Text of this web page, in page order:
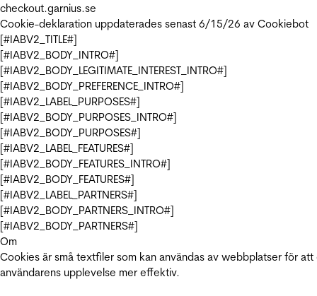
checkout.garnius.se
Cookie-deklaration uppdaterades senast 6/15/26 av Cookiebot
[#IABV2_TITLE#]
[#IABV2_BODY_INTRO#]
[#IABV2_BODY_LEGITIMATE_INTEREST_INTRO#]
[#IABV2_BODY_PREFERENCE_INTRO#]
[#IABV2_LABEL_PURPOSES#]
[#IABV2_BODY_PURPOSES_INTRO#]
[#IABV2_BODY_PURPOSES#]
[#IABV2_LABEL_FEATURES#]
[#IABV2_BODY_FEATURES_INTRO#]
[#IABV2_BODY_FEATURES#]
[#IABV2_LABEL_PARTNERS#]
[#IABV2_BODY_PARTNERS_INTRO#]
[#IABV2_BODY_PARTNERS#]
Om
Cookies är små textfiler som kan användas av webbplatser för att
användarens upplevelse mer effektiv.